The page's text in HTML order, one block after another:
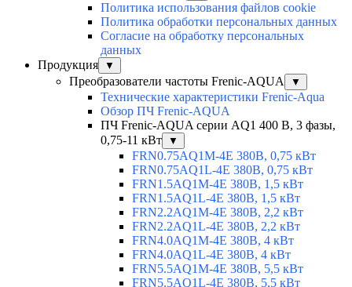
Политика использования файлов cookie
Политика обработки персональных данных
Согласие на обработку персональных
данных
Продукция
▼
Преобразователи частоты Frenic-AQUA ▼
Технические характеристики Frenic-Aqua
Обзор ПЧ Frenic-AQUA
ПЧ Frenic-AQUA серии AQ1 400 В, 3 фазы,
0,75-11 кВт
▼
FRN0.75AQ1M-4E 380В, 0,75 кВт
FRN0.75AQ1L-4E 380В, 0,75 кВт
FRN1.5AQ1M-4E 380В, 1,5 кВт
FRN1.5AQ1L-4E 380В, 1,5 кВт
FRN2.2AQ1M-4E 380В, 2,2 кВт
FRN2.2AQ1L-4E 380В, 2,2 кВт
FRN4.0AQ1M-4E 380В, 4 кВт
FRN4.0AQ1L-4E 380В, 4 кВт
FRN5.5AQ1M-4E 380В, 5,5 кВт
FRN5.5AQ1L-4E 380В, 5,5 кВт